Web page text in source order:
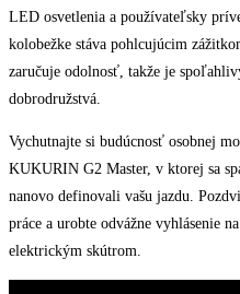
LED osvetlenia a používateľsky
kolobežke stáva pohlcujúcim
zaručuje odolnosť, takže je
dobrodružstvá.
Vychutnajte si budúcnosť osobnej
KUKURIN G2 Master, v ktorej sa
nanovo definovali vašu jazdu.
práce a urobte odvážne vyhlásenie
elektrickým skútrom.